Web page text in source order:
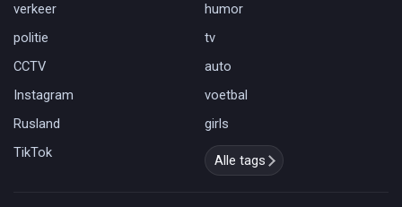
verkeer
humor
politie
tv
CCTV
auto
Instagram
voetbal
Rusland
girls
TikTok
Alle tags